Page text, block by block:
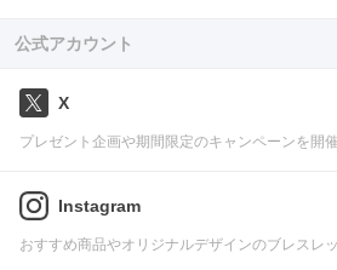
公式アカウント
X
プレゼント企画や期間限定のキャンペーンを開催
Instagram
おすすめ商品やオリジナルデザインのブレスレ